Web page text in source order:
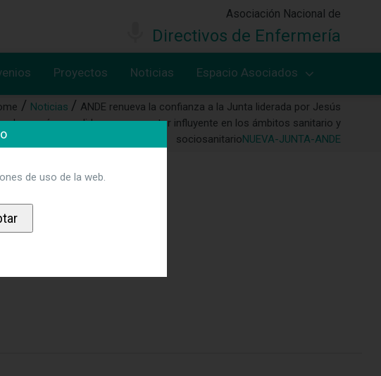
Asociación Nacional de
Directivos de Enfermería
Proyectos Noticias Espacio Asociados
Noticias
ANDE renueva la confianza a la Junta liderada por Jesús
y buscará consolidarse como actor influyente en los ámbitos sanitario y
sociosanitarioNUEVA-JUNTA-ANDE
de uso de la web.